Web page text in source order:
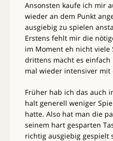
Ansonsten kaufe ich mir
wieder an dem Punkt
ausgiebig zu spielen
Erstens fehlt mir die
im Moment eh nicht
drittens macht es
mal wieder intensiver mit
Früher hab ich das auch
halt generell weniger
hatte. Also hat man die
seinem hart gesparten
richtig ausgiebig gespielt